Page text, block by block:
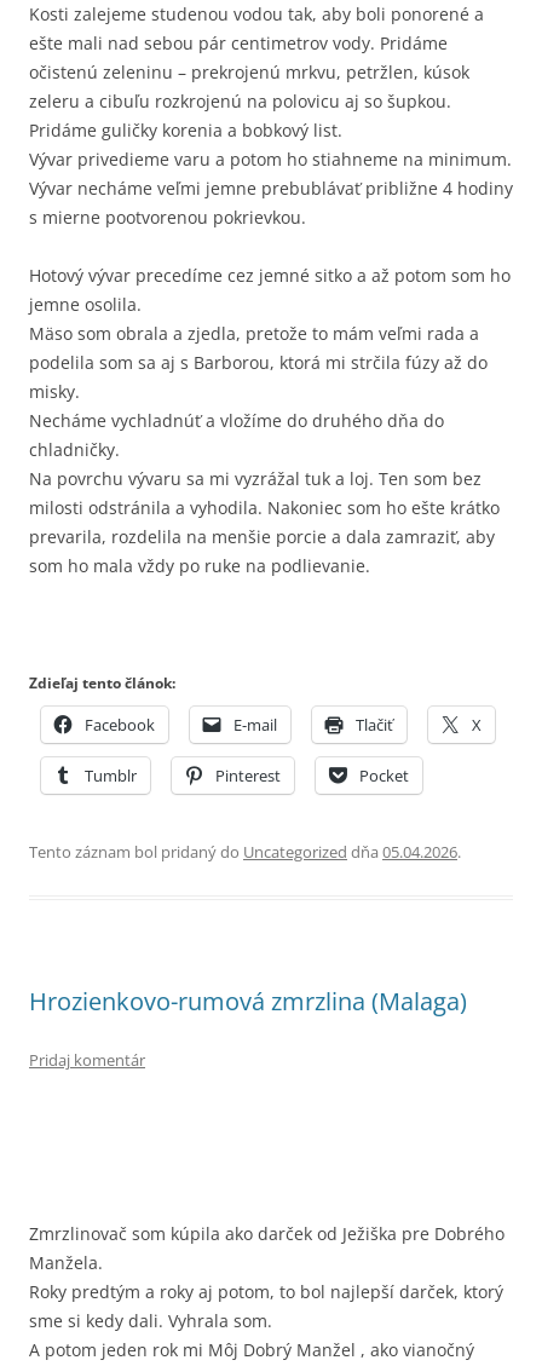
Kosti zalejeme studenou vodou tak, aby boli ponorené a
ešte mali nad sebou pár centimetrov vody. Pridáme
očistenú zeleninu – prekrojenú mrkvu, petržlen, kúsok
zeleru a cibuľu rozkrojenú na polovicu aj so šupkou.
Pridáme guličky korenia a bobkový list.
Vývar privedieme varu a potom ho stiahneme na minimum.
Vývar necháme veľmi jemne prebublávať približne 4 hodiny
s mierne pootvorenou pokrievkou.
Hotový vývar precedíme cez jemné sitko a až potom som ho
jemne osolila.
Mäso som obrala a zjedla, pretože to mám veľmi rada a
podelila som sa aj s Barborou, ktorá mi strčila fúzy až do
misky.
Necháme vychladnúť a vložíme do druhého dňa do
chladničky.
Na povrchu vývaru sa mi vyzrážal tuk a loj. Ten som bez
milosti odstránila a vyhodila. Nakoniec som ho ešte krátko
prevarila, rozdelila na menšie porcie a dala zamraziť, aby
som ho mala vždy po ruke na podlievanie.
Zdieľaj tento článok:
Facebook E-mail Tlačiť X
Tumblr Pinterest Pocket
Tento záznam bol pridaný do Uncategorized dňa 05.04.2026.
Hrozienkovo-rumová zmrzlina (Malaga)
Pridaj komentár
Zmrzlinovač som kúpila ako darček od Ježiška pre Dobrého
Manžela.
Roky predtým a roky aj potom, to bol najlepší darček, ktorý
sme si kedy dali. Vyhrala som.
A potom jeden rok mi Môj Dobrý Manžel , ako vianočný